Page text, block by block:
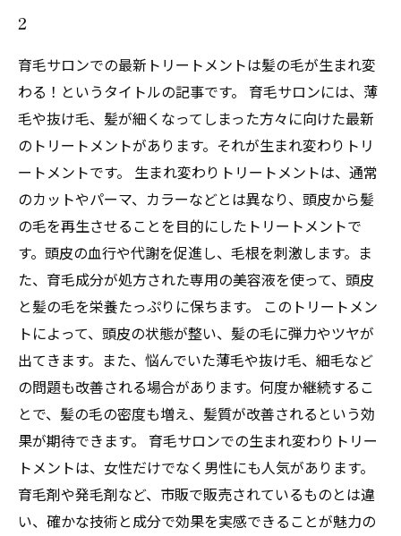
2
育毛サロンでの最新トリートメントは髪の毛が生まれ変
わる！というタイトルの記事です。 育毛サロンには、薄
毛や抜け毛、髪が細くなってしまった方々に向けた最新
のトリートメントがあります。それが生まれ変わりトリ
ートメントです。 生まれ変わりトリートメントは、通常
のカットやパーマ、カラーなどとは異なり、頭皮から髪
の毛を再生させることを目的にしたトリートメントで
す。頭皮の血行や代謝を促進し、毛根を刺激します。ま
た、育毛成分が処方された専用の美容液を使って、頭皮
と髪の毛を栄養たっぷりに保ちます。 このトリートメン
トによって、頭皮の状態が整い、髪の毛に弾力やツヤが
出てきます。また、悩んでいた薄毛や抜け毛、細毛など
の問題も改善される場合があります。何度か継続するこ
とで、髪の毛の密度も増え、髪質が改善されるという効
果が期待できます。 育毛サロンでの生まれ変わりトリー
トメントは、女性だけでなく男性にも人気があります。
育毛剤や発毛剤など、市販で販売されているものとは違
い、確かな技術と成分で効果を実感できることが魅力の